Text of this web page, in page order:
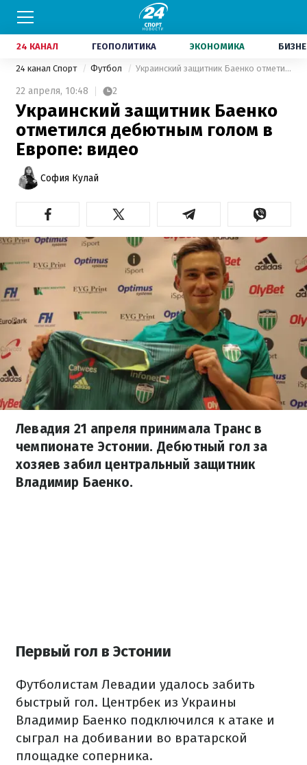
24 КАНАЛ ГЕОПОЛИТИКА ЭКОНОМИКА
24 канал Спорт Футбол Украинский защитник Баенко отметился дебютным голом в Европе: видео
22 апреля, 10:48 2
Украинский защитник Баенко
отметился дебютным голом в
Европе: видео
София Кулай
Левадия 21 апреля принимала Транс в
чемпионате Эстонии. Дебютный гол за
хозяев забил центральный защитник
Владимир Баенко.
Первый гол в Эстонии
Футболистам Левадии удалось забить
быстрый гол. Центрбек из Украины
Владимир Баенко подключился к атаке и
сыграл на добивании во вратарской
площадке соперника.